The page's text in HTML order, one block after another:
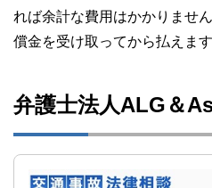
れば余計な費用はかかりませ
償金を受け取ってから払えます
弁護士法人ALG＆